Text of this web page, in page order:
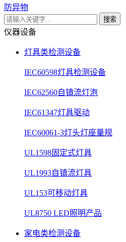
防异物
搜索
仪器设备
灯具类检测设备
IEC60598灯具检测设备
IEC62560自镇流灯泡
IEC61347灯具驱动
IEC60061-3灯头灯座量规
UL1598固定式灯具
UL1993自镇流灯具
UL153可移动灯具
UL8750 LED照明产品
家电类检测设备